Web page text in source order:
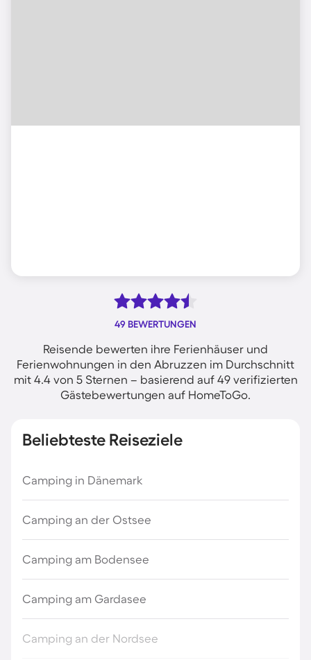
49 BEWERTUNGEN
Reisende bewerten ihre Ferienhäuser und
Ferienwohnungen in den Abruzzen im Durchschnitt
mit 4.4 von 5 Sternen – basierend auf 49 verifizierten
Gästebewertungen auf HomeToGo.
Beliebteste Reiseziele
Camping in Dänemark
Camping an der Ostsee
Camping am Bodensee
Camping am Gardasee
Camping an der Nordsee